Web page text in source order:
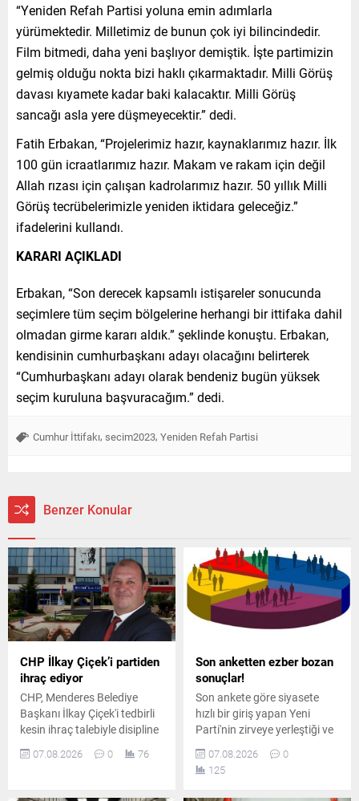
“Yeniden Refah Partisi yoluna emin adımlarla
yürümektedir. Milletimiz de bunun çok iyi bilincindedir.
Film bitmedi, daha yeni başlıyor demiştik. İşte partimizin
gelmiş olduğu nokta bizi haklı çıkarmaktadır. Milli Görüş
davası kıyamete kadar baki kalacaktır. Milli Görüş
sancağı asla yere düşmeyecektir.” dedi.
Fatih Erbakan, “Projelerimiz hazır, kaynaklarımız hazır. İlk
100 gün icraatlarımız hazır. Makam ve rakam için değil
Allah rızası için çalışan kadrolarımız hazır. 50 yıllık Milli
Görüş tecrübelerimizle yeniden iktidara geleceğiz.”
ifadelerini kullandı.
KARARI AÇIKLADI
Erbakan, “Son derecek kapsamlı istişareler sonucunda
seçimlere tüm seçim bölgelerine herhangi bir ittifaka dahil
olmadan girme kararı aldık.” şeklinde konuştu. Erbakan,
kendisinin cumhurbaşkanı adayı olacağını belirterek
“Cumhurbaşkanı adayı olarak bendeniz bugün yüksek
seçim kuruluna başvuracağım.” dedi.
Cumhur İttifakı, secim2023, Yeniden Refah Partisi
Benzer Konular
CHP İlkay Çiçek’i partiden
ihraç ediyor
CHP, Menderes Belediye
Başkanı İlkay Çiçek'i tedbirli
kesin ihraç talebiyle disipline
sevk etti. Kararın, parti
ilkeleri ve örgüt disiplini
07.08.2026 0 76
Son anketten ezber bozan
sonuçlar!
Son ankete göre siyasete
hızlı bir giriş yapan Yeni
Parti'nin zirveye yerleştiği ve
AK Parti'nin ikinci sırada yer
aldığı ankette, CHP ve
MHP'nin yaşadığı tarihi oy
07.08.2026
0
125